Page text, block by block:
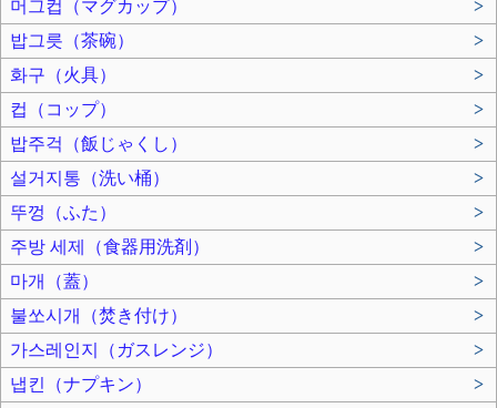
머그컵（マグカップ）
>
밥그릇（茶碗）
>
화구（火具）
>
컵（コップ）
>
밥주걱（飯じゃくし）
>
설거지통（洗い桶）
>
뚜껑（ふた）
>
주방 세제（食器用洗剤）
>
마개（蓋）
>
불쏘시개（焚き付け）
>
가스레인지（ガスレンジ）
>
냅킨（ナプキン）
>